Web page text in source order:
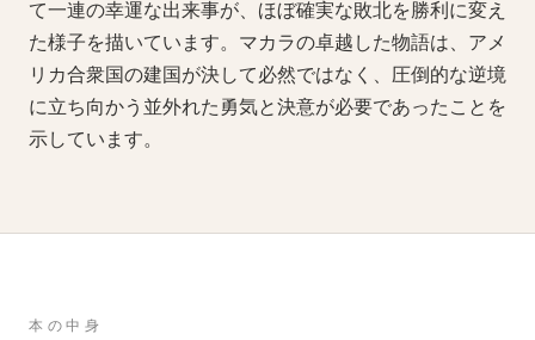
て一連の幸運な出来事が、ほぼ確実な敗北を勝利に変え
た様子を描いています。マカラの卓越した物語は、アメ
リカ合衆国の建国が決して必然ではなく、圧倒的な逆境
に立ち向かう並外れた勇気と決意が必要であったことを
示しています。
本の中身